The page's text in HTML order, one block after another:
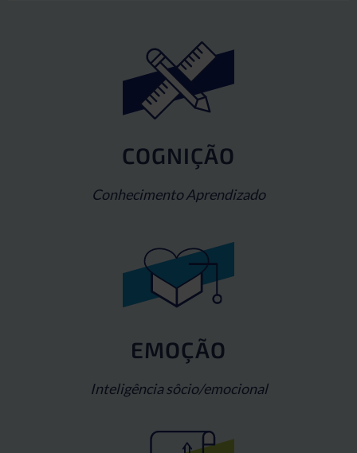
COGNIÇÃO
Conhecimento Aprendizado
EMOÇÃO
Inteligência sôcio/emocional